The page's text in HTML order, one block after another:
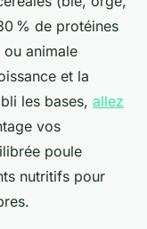
% de protéines
animale
et la
les bases, allez
vos
poule
nutritifs pour